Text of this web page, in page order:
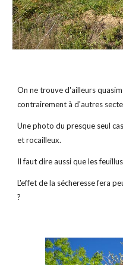
On ne trouve d'ailleurs
contrairement à d'autres
Une photo du presque seul
et rocailleux.
Il faut dire aussi que les
L'effet de la sécheresse fera
?